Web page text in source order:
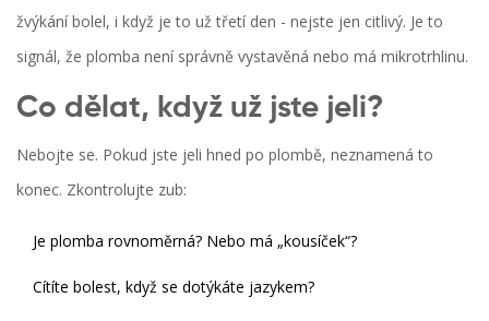
žvýkání bolel, i když je to už třetí den - nejste jen citlivý. Je to
signál, že plomba není správně vystavěná nebo má mikrotrhlinu.
Co dělat, když už jste jeli?
Nebojte se. Pokud jste jeli hned po plombě, neznamená to
konec. Zkontrolujte zub:
Je plomba rovnoměrná? Nebo má „kousíček“?
Cítíte bolest, když se dotýkáte jazykem?